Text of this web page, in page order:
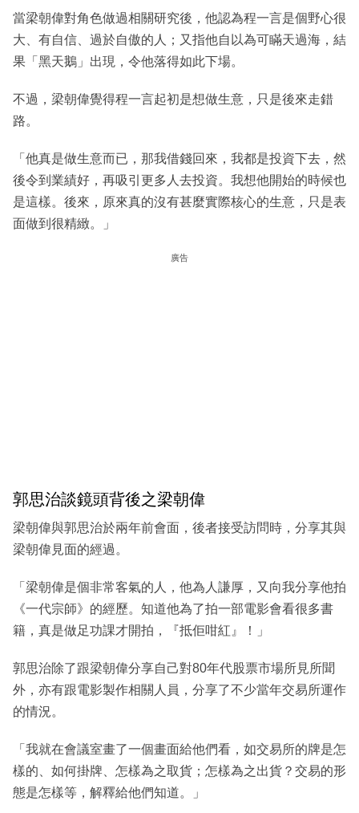
當梁朝偉對角色做過相關研究後，他認為程一言是個野心很
大、有自信、過於自傲的人；又指他自以為可瞞天過海，結
果「黑天鵝」出現，令他落得如此下場。
不過，梁朝偉覺得程一言起初是想做生意，只是後來走錯
路。
「他真是做生意而已，那我借錢回來，我都是投資下去，然
後令到業績好，再吸引更多人去投資。我想他開始的時候也
是這樣。後來，原來真的沒有甚麼實際核心的生意，只是表
面做到很精緻。」
廣告
郭思治談鏡頭背後之梁朝偉
梁朝偉與郭思治於兩年前會面，後者接受訪問時，分享其與
梁朝偉見面的經過。
「梁朝偉是個非常客氣的人，他為人謙厚，又向我分享他拍
《一代宗師》的經歷。知道他為了拍一部電影會看很多書
籍，真是做足功課才開拍，『抵佢咁紅』！」
郭思治除了跟梁朝偉分享自己對80年代股票市場所見所聞
外，亦有跟電影製作相關人員，分享了不少當年交易所運作
的情況。
「我就在會議室畫了一個畫面給他們看，如交易所的牌是怎
樣的、如何掛牌、怎樣為之取貨；怎樣為之出貨？交易的形
態是怎樣等，解釋給他們知道。」